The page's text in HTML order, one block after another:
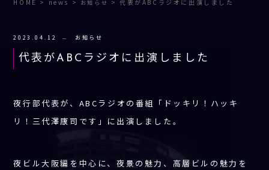
HOME > news > お知らせ >代表がABCラジオに出演しました
2023.04.12 お知らせ
代表がABCラジオに出演しました
夜行部代表が、ABCラジオの番組「ドッキリ！ハッキ
リ！三代澤康司です」に出演しました。
夜ビル大阪編を中心に、夜景の魅力、高層ビルの魅力を